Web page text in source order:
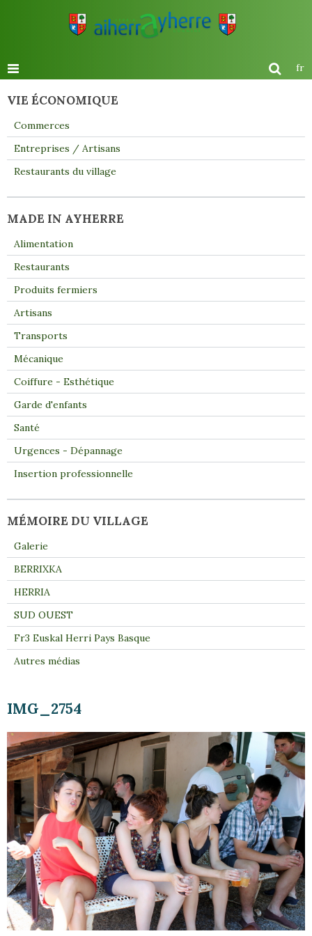
fr
IMG_2754
VIE ÉCONOMIQUE
Commerces
Entreprises / Artisans
Restaurants du village
MADE IN AYHERRE
Alimentation
Restaurants
Produits fermiers
Artisans
Transports
Mécanique
Coiffure - Esthétique
Garde d'enfants
Santé
Urgences - Dépannage
Insertion professionnelle
MÉMOIRE DU VILLAGE
Galerie
BERRIXKA
HERRIA
SUD OUEST
Fr3 Euskal Herri Pays Basque
Autres médias